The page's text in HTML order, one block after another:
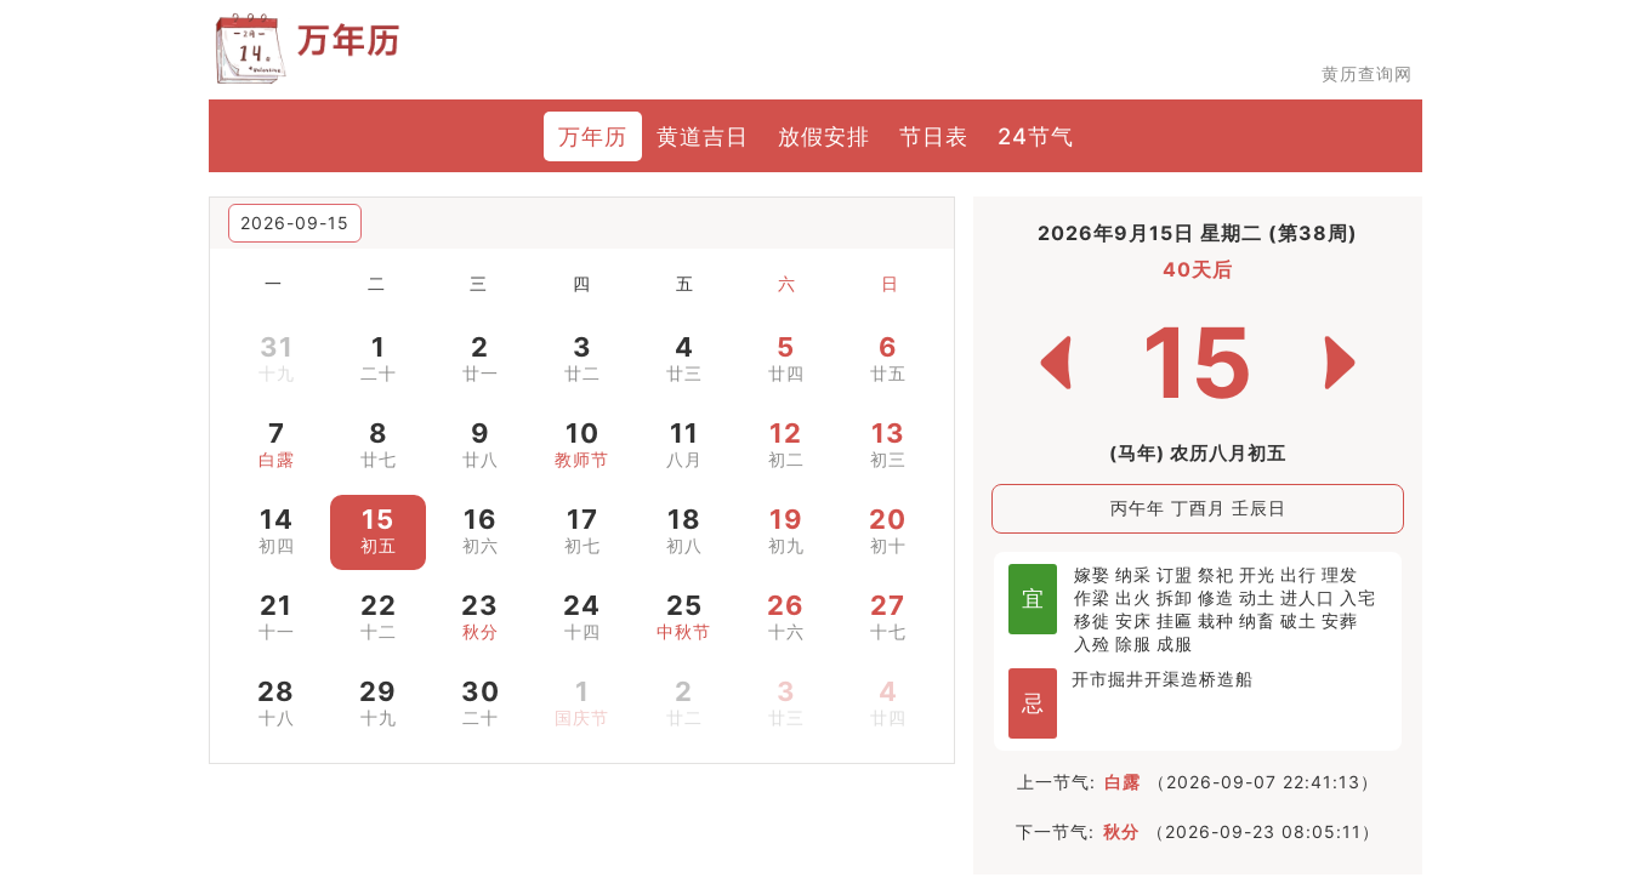
黄历查询网
万年历 黄道吉日 放假安排 节日表 24节气
2026-09-15
一 二 三 四 五 六 日
31
十九
1
二十
2
廿一
3
廿二
4
廿三
5
廿四
6
廿五
7
白露
8
廿七
9
廿八
10
教师节
11
八月
12
初二
13
初三
14
初四
15
初五
16
初六
17
初七
18
初八
19
初九
20
初十
21
十一
22
十二
23
秋分
24
十四
25
中秋节
26
十六
27
十七
28
十八
29
十九
30
二十
1
国庆节
2 3 4
廿四
2026年9月15日 星期二 (第38周)
40天后
15
(马年) 农历八月初五
丙午年 丁酉月 壬辰日
宜
嫁娶 纳采 订盟 祭祀 开光 出行 理发
作梁 出火 拆卸 修造 动土 进人口 入宅
移徙 安床 挂匾 栽种 纳畜 破土 安葬
入殓 除服 成服
忌
开市掘井开渠造桥造船
上一节气: 白露 （2026-09-07 22:41:13）
下一节气: 秋分 （2026-09-23 08:05:11）